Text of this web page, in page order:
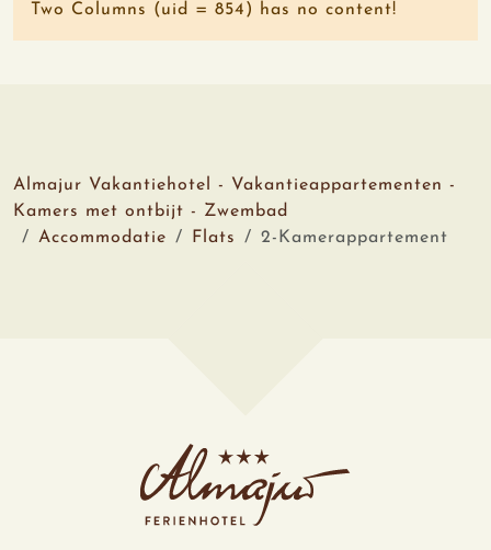
Two Columns (uid = 854) has no content!
Almajur Vakantiehotel - Vakantieappartementen -
Kamers met ontbijt - Zwembad
Accommodatie
Flats 2-Kamerappartement